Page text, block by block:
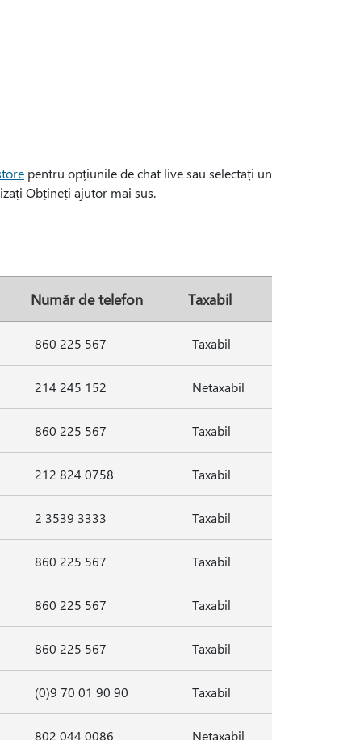
pentru opțiunile de chat live sau selectați un
Obțineți ajutor mai sus.
Număr de telefon Taxabil
860 225 567 Taxabil
214 245 152 Netaxabil
860 225 567 Taxabil
212 824 0758 Taxabil
2 3539 3333 Taxabil
860 225 567 Taxabil
860 225 567 Taxabil
860 225 567 Taxabil
(0)9 70 01 90 90 Taxabil
802 044 0086 Netaxabil